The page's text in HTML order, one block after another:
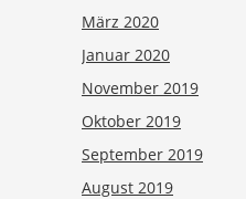
März 2020
Januar 2020
November 2019
Oktober 2019
September 2019
August 2019